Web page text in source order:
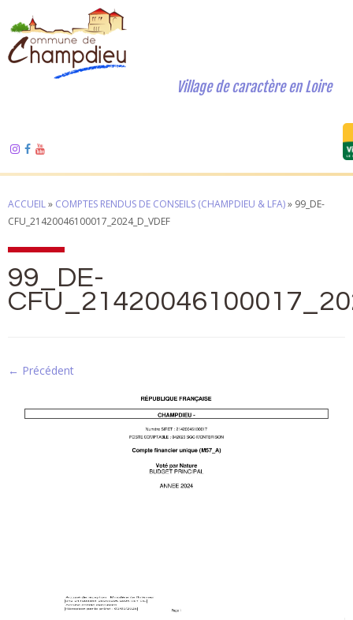
Village de caractère en Loire
ACCUEIL» COMPTES RENDUS DE CONSEILS (CHAMPDIEU & LFA)» 99_DE-
CFU_21420046100017_2024_D_VDEF
99_DE-
← Précédent